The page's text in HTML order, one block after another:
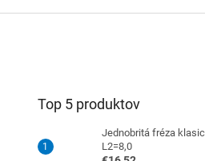
Top 5 produktov
Jednobritá fréza
L2=8,0